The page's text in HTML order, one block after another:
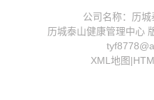
公司名称：历
历城泰山健康管理中心
XML地图|